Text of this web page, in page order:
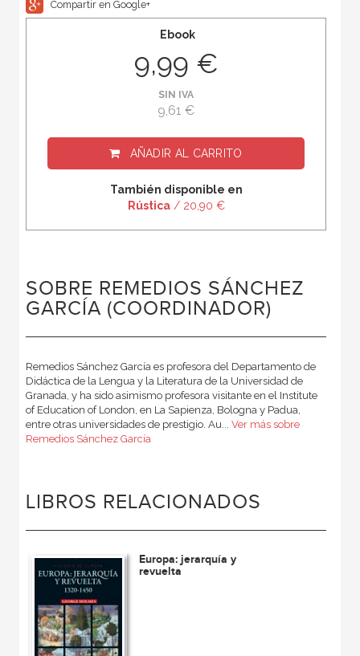
Compartir en Google+
Ebook
9,99 €
SIN IVA
9,61 €
AÑADIR AL CARRITO
También disponible en
Rústica/ 20,90 €
SOBRE REMEDIOS SÁNCHEZ
GARCÍA (COORDINADOR)
Remedios Sánchez García es profesora del Departamento de
Didáctica de la Lengua y la Literatura de la Universidad de
Granada, y ha sido asimismo profesora visitante en el Institute
of Education of London, en La Sapienza, Bologna y Padua,
entre otras universidades de prestigio. Au... Ver más sobre
Remedios Sánchez García
LIBROS RELACIONADOS
Europa: jerarquía y
revuelta